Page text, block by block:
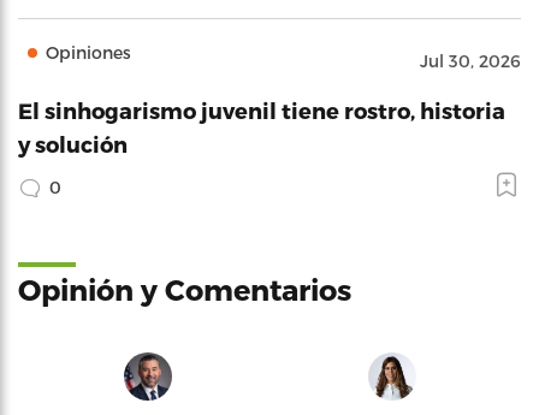
Opiniones Jul 30, 2026
El sinhogarismo juvenil tiene rostro, historia
y solución
0
Opinión y Comentarios